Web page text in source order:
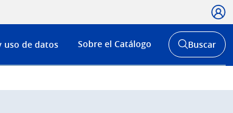
Menú
de
uso de datos Sobre el Catálogo
Abrir
buscador
Buscar